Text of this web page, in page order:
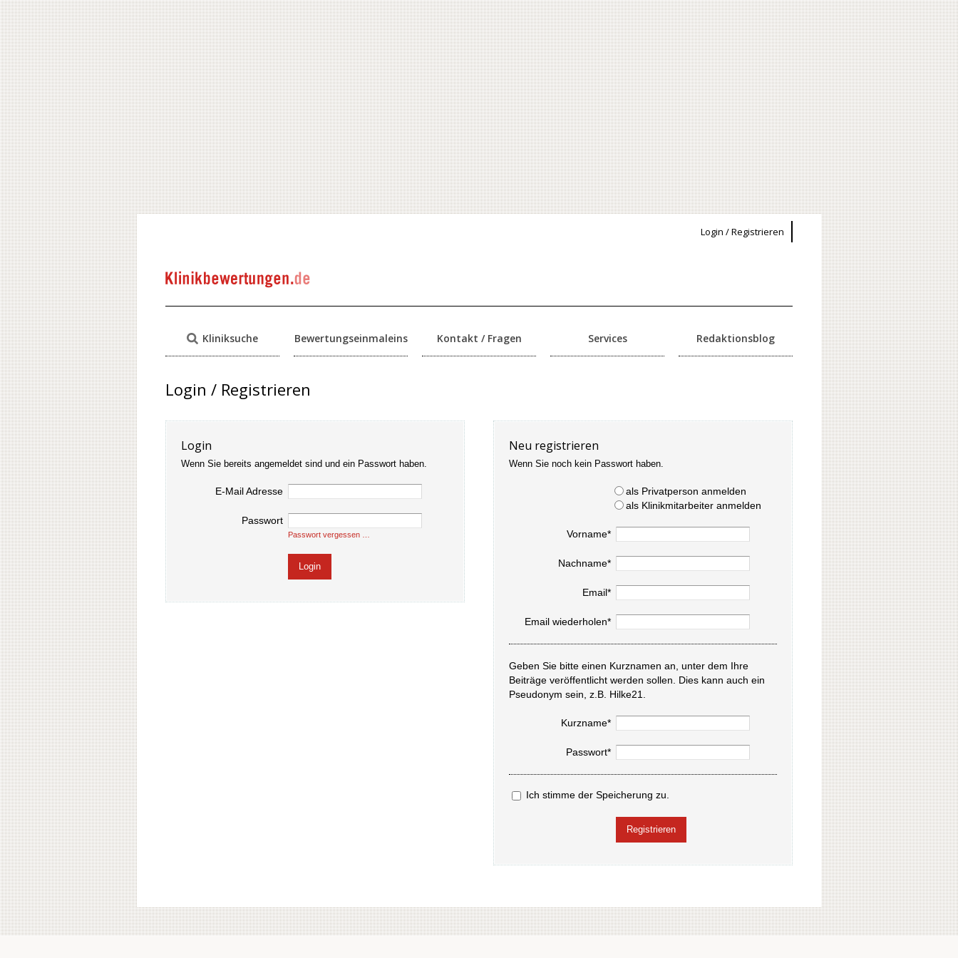
Login / Registrieren
Kliniksuche Bewertungseinmaleins Kontakt / Fragen Services Redaktionsblog
Login / Registrieren
Login
Wenn Sie bereits angemeldet sind und ein Passwort haben.
E-Mail Adresse
Passwort
Passwort vergessen …
Neu registrieren
Wenn Sie noch kein Passwort haben.
als Privatperson anmelden
als Klinikmitarbeiter anmelden
Vorname*
Nachname*
Email*
Email wiederholen*
Geben Sie bitte einen Kurznamen an, unter dem Ihre
Beiträge veröffentlicht werden sollen. Dies kann auch ein
Pseudonym sein, z.B. Hilke21.
Kurzname*
Passwort*
Ich stimme der Speicherung zu.